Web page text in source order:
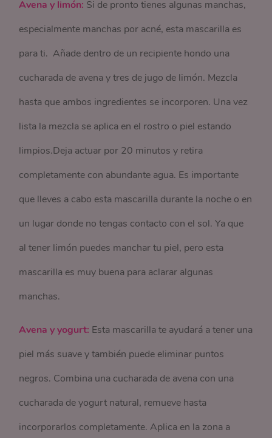
Avena y limón: Si de pronto tienes algunas manchas,
especialmente manchas por acné, esta mascarilla es
para ti. Añade dentro de un recipiente hondo una
cucharada de avena y tres de jugo de limón. Mezcla
hasta que ambos ingredientes se incorporen. Una vez
lista la mezcla se aplica en el rostro o piel estando
limpios.Deja actuar por 20 minutos y retira
completamente con abundante agua. Es importante
que lleves a cabo esta mascarilla durante la noche o en
un lugar donde no tengas contacto con el sol. Ya que
al tener limón puedes manchar tu piel, pero esta
mascarilla es muy buena para aclarar algunas
manchas.
Avena y yogurt: Esta mascarilla te ayudará a tener una
piel más suave y también puede eliminar puntos
negros. Combina una cucharada de avena con una
cucharada de yogurt natural, remueve hasta
incorporarlos completamente. Aplica en la zona a